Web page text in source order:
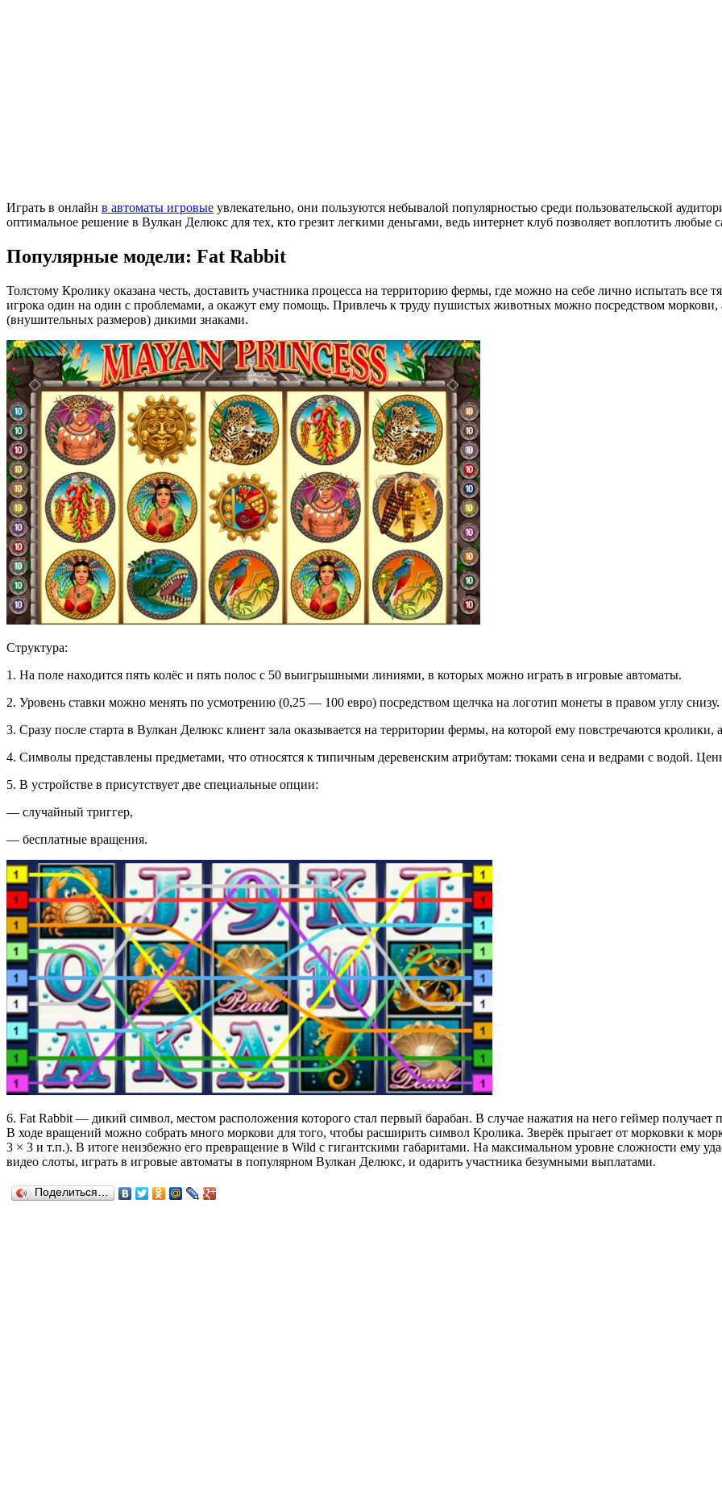
Играть в онлайн в автоматы игровые увлекательно, они пользуются небывалой популярностью среди пользовательской
оптимальное решение в Вулкан Делюкс для тех, кто грезит легкими деньгами, ведь интернет клуб позволяет воплотить любые
Популярные модели: Fat Rabbit
Толстому Кролику оказана честь, доставить участника процесса на территорию фермы, где можно на себе лично испытать все
игрока один на один с проблемами, а окажут ему помощь. Привлечь к труду пушистых животных можно посредством
(внушительных размеров) дикими знаками.
Структура:
1. На поле находится пять колёс и пять полос с 50 выигрышными линиями, в которых можно играть в игровые автоматы.
2. Уровень ставки можно менять по усмотрению (0,25 — 100 евро) посредством щелчка на логотип монеты в правом углу снизу.
3. Сразу после старта в Вулкан Делюкс клиент зала оказывается на территории фермы, на которой ему повстречаются
4. Символы представлены предметами, что относятся к типичным деревенским атрибутам: тюками сена и ведрами с водой.
5. В устройстве в присутствует две специальные опции:
— случайный триггер,
— бесплатные вращения.
6. Fat Rabbit — дикий символ, местом расположения которого стал первый барабан. В случае нажатия на него геймер
В ходе вращений можно собрать много моркови для того, чтобы расширить символ Кролика. Зверёк прыгает от морковки к
3 × 3 и т.п.). В итоге неизбежно его превращение в Wild с гигантскими габаритами. На максимальном уровне сложности ему
видео слоты, играть в игровые автоматы в популярном Вулкан Делюкс, и одарить участника безумными выплатами.
Поделиться…